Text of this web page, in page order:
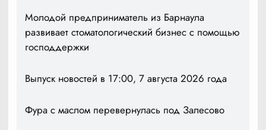
Молодой предприниматель из Барнаула
развивает стоматологический бизнес с помощью
господдержки
Выпуск новостей в 17:00, 7 августа 2026 года
Фура с маслом перевернулась под Залесово